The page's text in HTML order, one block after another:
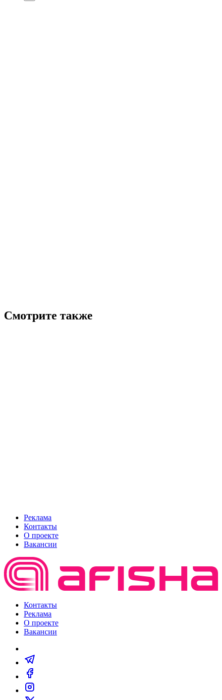
Смотрите также
Реклама
Контакты
О проекте
Вакансии
Контакты
Реклама
О проекте
Вакансии